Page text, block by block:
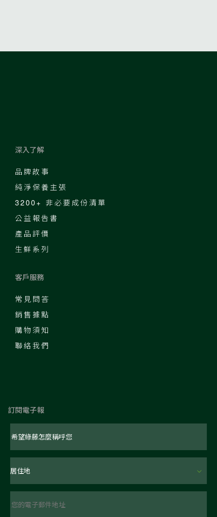
深入了解
品牌故事
純淨保養主張
3200+ 非必要成份清單
公益報告書
產品評價
生鮮系列
客戶服務
常見問答
銷售據點
購物須知
聯絡我們
訂閱電子報